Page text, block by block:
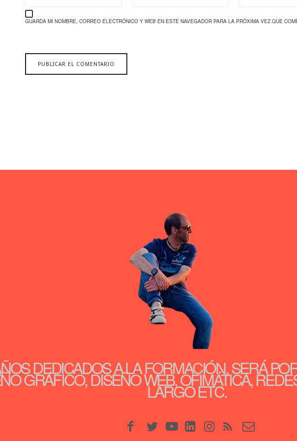
GUARDA MI NOMBRE, CORREO ELECTRÓNICO Y WEB EN ESTE NAVEGADOR PARA LA PRÓXIMA VEZ QUE
DEDICADOS A LA FORMACIÓN, SERÁ
GRÁFICO, DISEÑO WEB, OFIMÁTICA,
LARGO ETC.